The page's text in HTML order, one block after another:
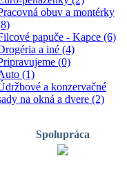
obuv a montérky
papuče - Kapce (6)
a iné (4)
(0)
(1)
a konzervačné
na okná a dvere (2)
Spolupráca